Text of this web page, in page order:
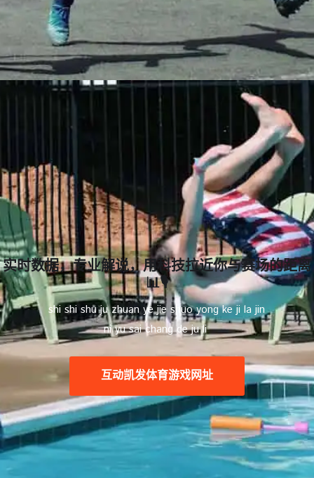
实时数据，专业解说，用科技拉近你与赛场的距离
📊🎙️
shi shi shu ju zhuan ye jie shuo yong ke ji la jin
ni yu sai chang de ju li ️
互动凯发体育游戏网址